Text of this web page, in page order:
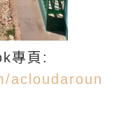
專頁 :
acloudaroun